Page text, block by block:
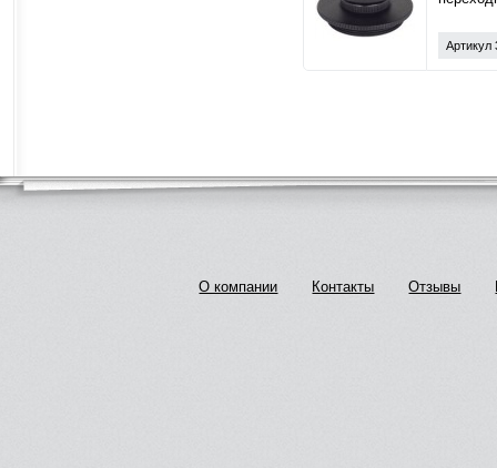
Артикул
О компании Контакты Отзывы